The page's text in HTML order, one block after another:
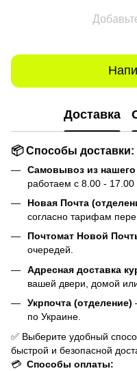
Доставка
📦 Способы доставки:
Самовывоз из нашего
работаем с 8.00 -
Новая Почта
согласно тарифам
Почтомат Новой
очередей.
Адресная доставка
вашей двери, домой
Укрпочта (отделение)
по Украине.
✅ Выберите удобный
быстрой и безопасной
💳 Способы оплаты: